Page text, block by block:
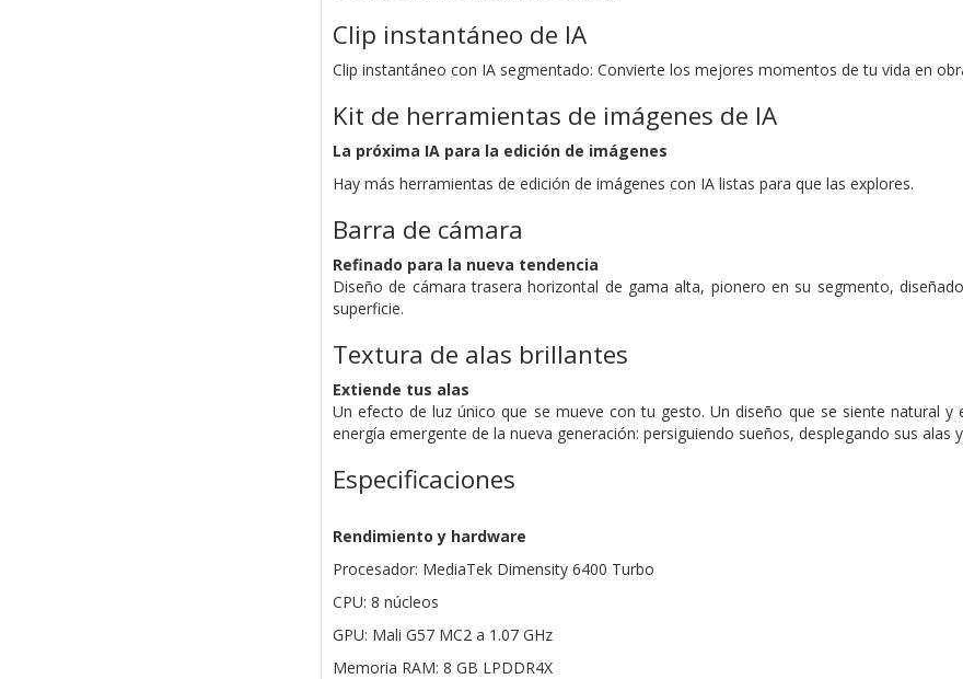
Clip instantáneo de IA
Clip instantáneo con IA segmentado: Convierte los mejores momentos de tu vida en
Kit de herramientas de imágenes de IA
La próxima IA para la edición de imágenes
Hay más herramientas de edición de imágenes con IA listas para que las explores.
Barra de cámara
Refinado para la nueva tendencia
Diseño de cámara trasera horizontal de gama alta, pionero en su segmento,
superficie.
Textura de alas brillantes
Extiende tus alas
Un efecto de luz único que se mueve con tu gesto. Un diseño que se siente natural
energía emergente de la nueva generación: persiguiendo sueños, desplegando sus
Especificaciones
Rendimiento y hardware
Procesador: MediaTek Dimensity 6400 Turbo
CPU: 8 núcleos
GPU: Mali G57 MC2 a 1.07 GHz
Memoria RAM: 8 GB LPDDR4X